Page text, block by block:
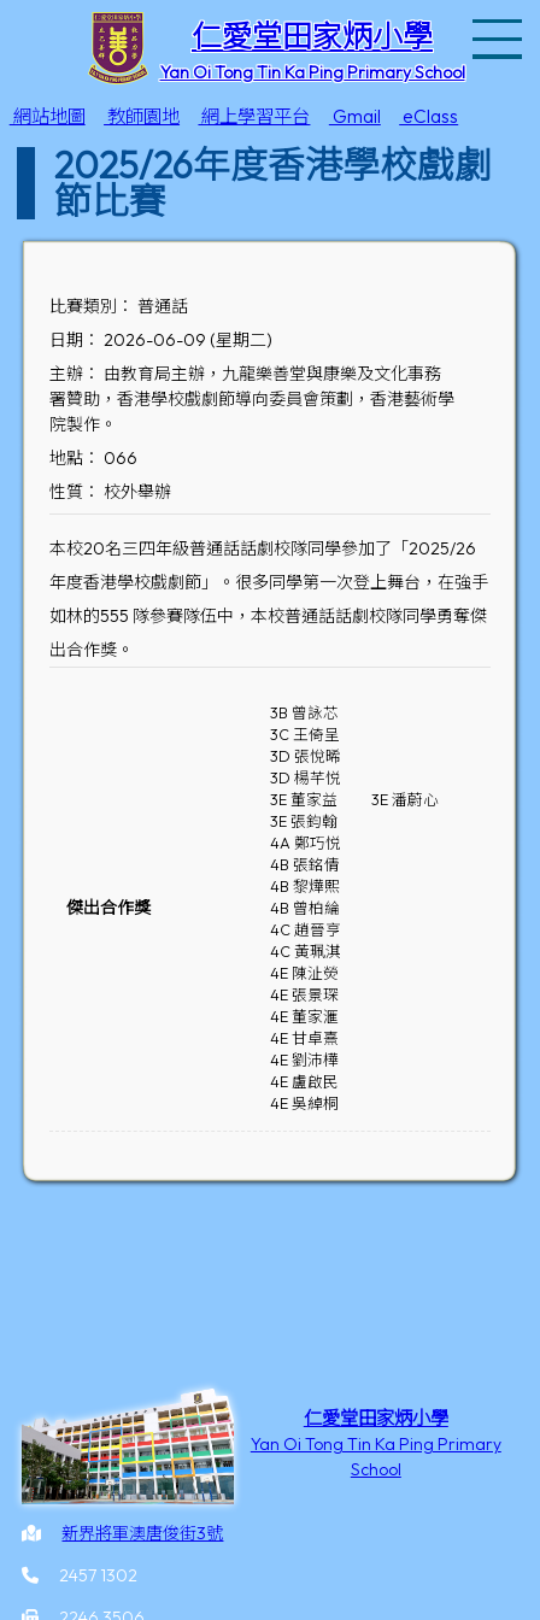
仁愛堂田家炳小學
Yan Oi Tong Tin Ka Ping Primary School
網站地圖 教師園地 網上學習平台 Gmail eClass
2025/26年度香港學校戲劇
節比賽
比賽類別： 普通話
日期： 2026-06-09 (星期二)
主辦： 由教育局主辦，九龍樂善堂與康樂及文化事務
署贊助，香港學校戲劇節導向委員會策劃，香港藝術學
院製作。
地點： 066
性質： 校外舉辦
本校20名三四年級普通話話劇校隊同學參加了「2025/26
年度香港學校戲劇節」。很多同學第一次登上舞台，在強手
如林的555 隊參賽隊伍中，本校普通話話劇校隊同學勇奪傑
出合作獎。
傑出合作獎
3B 曾詠芯
3C 王倚呈
3D 張悅晞
3D 楊芊悦
3E 董家益
3E 潘蔚心
3E 張鈞翰
4A 鄭巧悦
4B 張銘倩
4B 黎燁熙
4B 曾柏綸
4C 趙晉亨
4C 黃珮淇
4E 陳沚熒
4E 張景琛
4E 董家滙
4E 甘卓熹
4E 劉沛樺
4E 盧啟民
4E 吳綽桐
仁愛堂田家炳小學
Yan Oi Tong Tin Ka Ping Primary
School
新界將軍澳唐俊街3號
2457 1302